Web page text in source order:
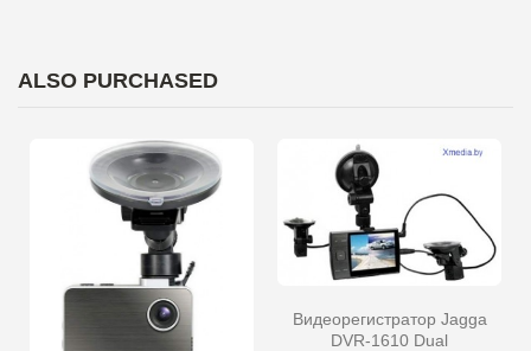
ALSO PURCHASED
Видеорегистратор Jagga
DVR-1610 Dual